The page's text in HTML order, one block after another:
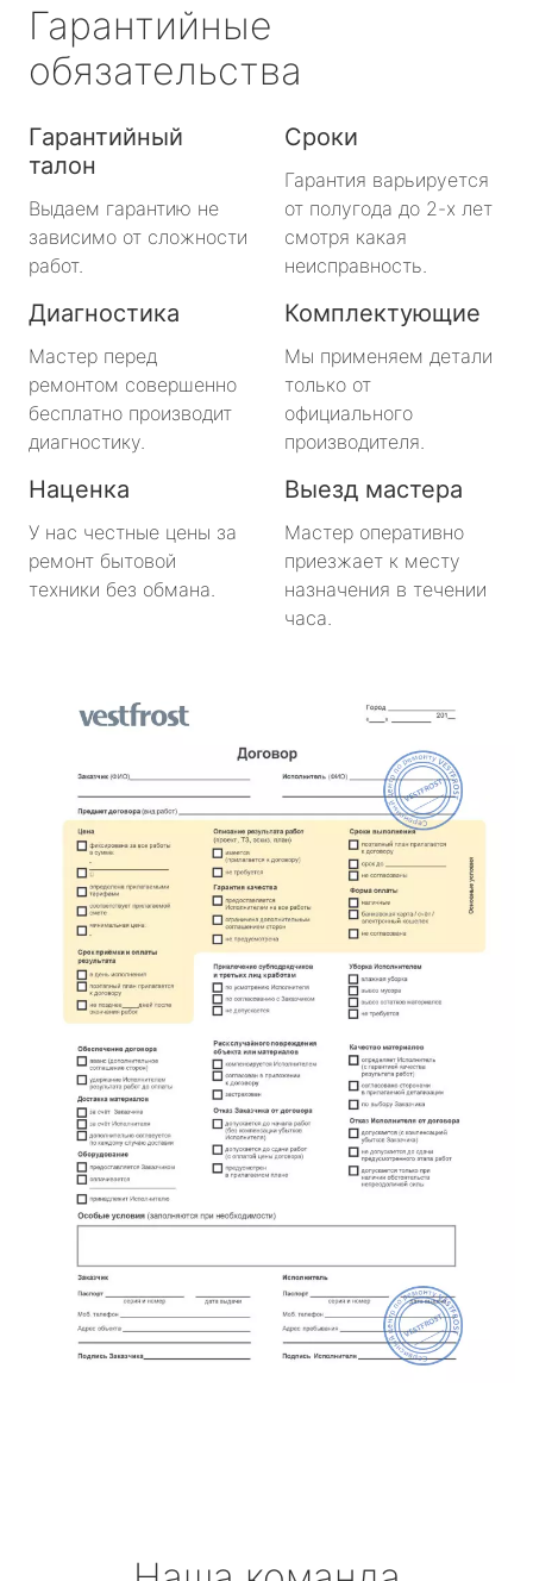
Гарантийные
обязательства
Гарантийный
талон
Выдаем гарантию не
зависимо от сложности
работ.
Сроки
Гарантия варьируется
от полугода до 2-х лет
смотря какая
неисправность.
Диагностика
Мастер перед
ремонтом совершенно
бесплатно производит
диагностику.
Комплектующие
Мы применяем детали
только от
официального
производителя.
Наценка
У нас честные цены за
ремонт бытовой
техники без обмана.
Выезд мастера
Мастер оперативно
приезжает к месту
назначения в течении
часа.